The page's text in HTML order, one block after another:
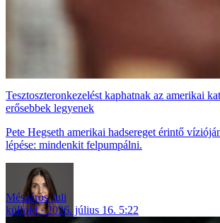
Tesztoszteronkezelést kaphatnak az amerikai
erősebbek legyenek
Pete Hegseth amerikai hadsereget érintő
lépése: mindenkit felpumpálni.
Mészáros Juli
külföld
2026. július 16. 5:22